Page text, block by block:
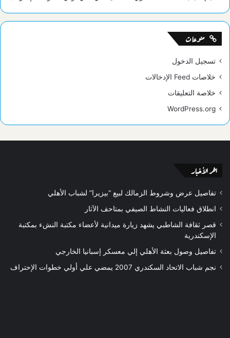
منوعات
تسجيل الدخول
خلاصات Feed الإدخالات
خلاصة التعليقات
WordPress.org
اخر الأخبار
تفاصيل عرض وشروط الزمالك لبيع “بيزيرا” لشباب الأهلي
انطلاق فعاليات النشاط الصيفي بمتاحف الآثار
قصر ثقافة الشاطبي يشهد زيارة ميدانية لأعضاء مكتبة النشء بمكتبة
الإسكندرية
تفاصيل وصول بعثة الأهلي إلي معسكر إسبانيا الخارجي
نجم شباب الاتحاد السكندري 2007 يمضي علي أولي خطوات الإحتراف